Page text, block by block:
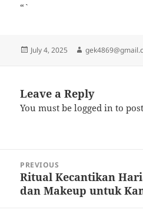
“`
Posted
July 4, 2025 Author
Leave a Reply
You must belogged in to
navigation
PREVIOUS
Previous
post:
Ritual Kecantikan
dan Makeup untuk